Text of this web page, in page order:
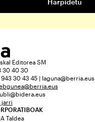
Editorea SM
30 40 30
30 43 45 | laguna@berria.eus
jarri
Taldea